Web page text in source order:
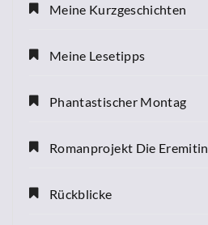
Meine Kurzgeschichten
Meine Lesetipps
Phantastischer Montag
Romanprojekt Die Eremitin
Rückblicke